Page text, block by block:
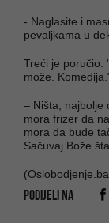
- Naglasite i
pevaljkama u
Treći je poručio:
može.
– Ništa, najbolje
mora frizer da
mora da bude
Sačuvaj Bože
PODIJELI NA